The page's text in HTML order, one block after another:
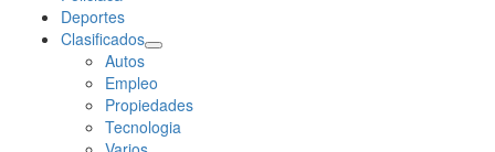
Deportes
Clasificados
Autos
Empleo
Propiedades
Tecnologia